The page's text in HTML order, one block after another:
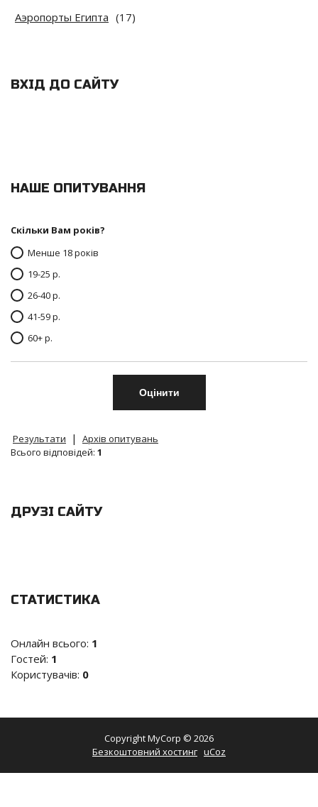
Аэропорты Египта (17)
ВХІД ДО САЙТУ
НАШЕ ОПИТУВАННЯ
Скільки Вам років?
Менше 18 років
19-25 р.
26-40 р.
41-59 р.
60+ р.
Результати |
Архів опитувань
Всього відповідей: 1
ДРУЗІ САЙТУ
СТАТИСТИКА
Онлайн всього: 1
Гостей: 1
Користувачів: 0
Copyright MyCorp © 2026
Безкоштовний хостинг uCoz